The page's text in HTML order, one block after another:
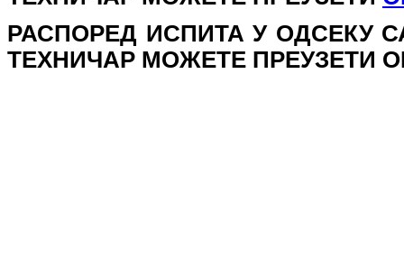
РАСПОРЕД ИСПИТА У ОДСЕКУ
ТЕХНИЧАР МОЖЕТЕ ПРЕУЗЕТИ